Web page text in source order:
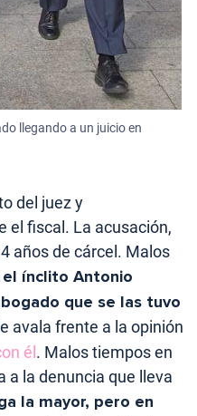
llegando a un juicio en
del juez y
el fiscal. La acusación,
años de cárcel. Malos
el ínclito Antonio
que se las tuvo
avala frente a la opinión
él . Malos tiempos en
a la denuncia que lleva
la mayor, pero en